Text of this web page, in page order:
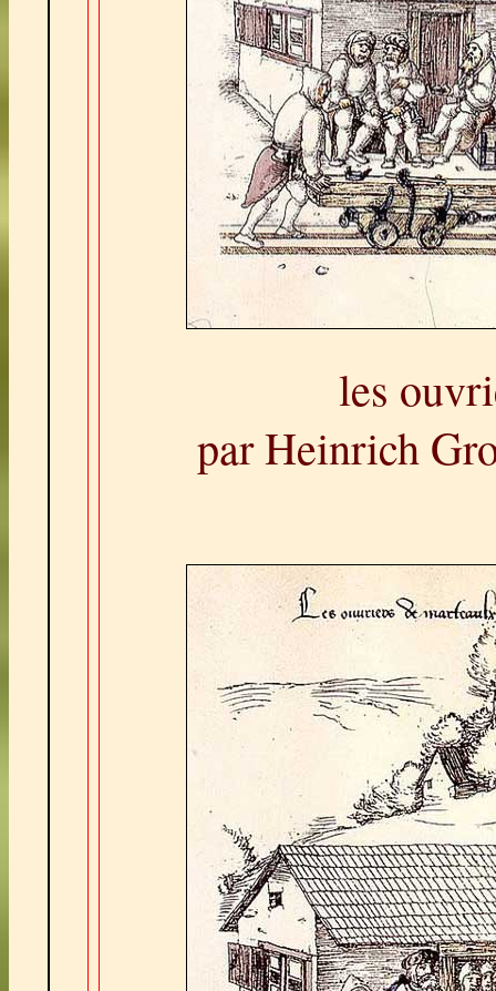
les
par Heinrich